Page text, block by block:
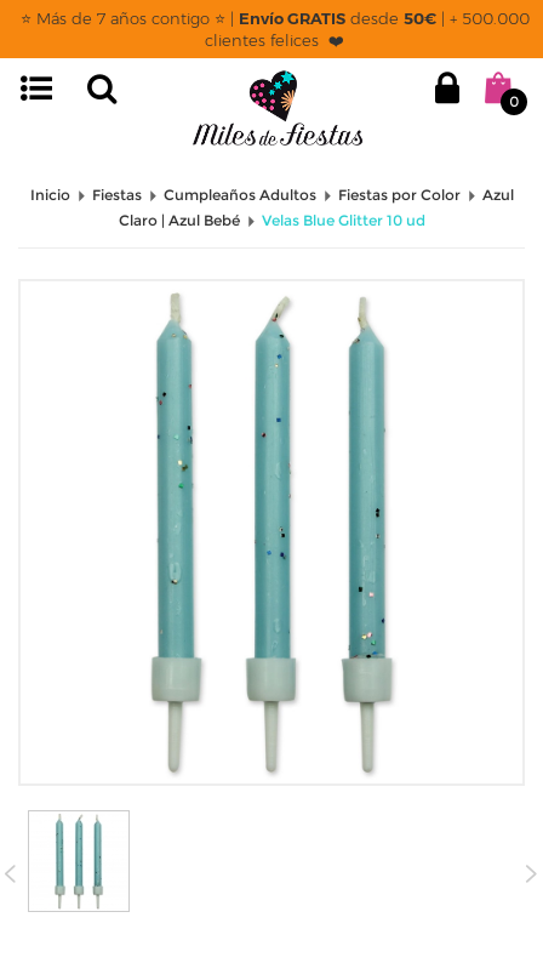
⭐ Más de 7 años contigo ⭐ | Envío GRATISdesde 50€| + 500.000
clientes felices ❤️
0
Inicio Fiestas Cumpleaños Adultos Fiestas por Color
Azul
Claro | Azul Bebé
Velas Blue Glitter 10 ud